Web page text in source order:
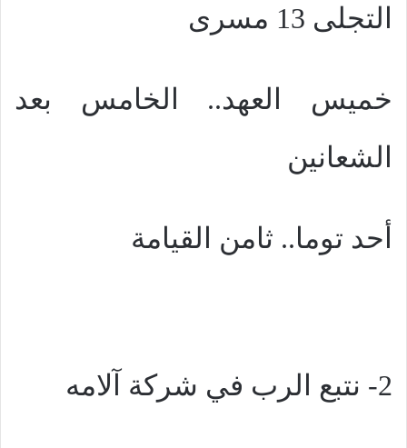
التجلى 13 مسرى
خميس العهد.. الخامس بعد
الشعانين
أحد توما.. ثامن القيامة
2- نتبع الرب في شركة آلامه